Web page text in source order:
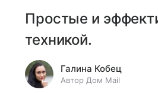
Простые и
техникой.
Галина Кобец
Автор Дом Mail